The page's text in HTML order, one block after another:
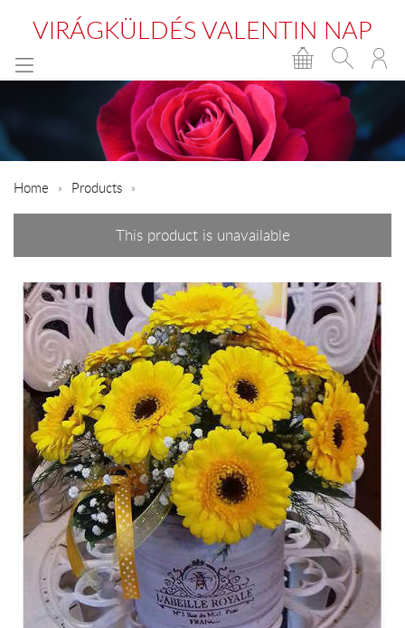
VIRÁGKÜLDÉS VALENTIN NAP
Home Products
This product is unavailable